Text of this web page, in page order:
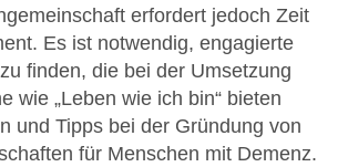
erfordert jedoch Zeit
Es ist notwendig, engagierte
finden, die bei der Umsetzung
wie „Leben wie ich bin“ bieten
und Tipps bei der Gründung von
für Menschen mit Demenz.